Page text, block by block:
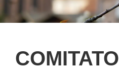
COMITATO